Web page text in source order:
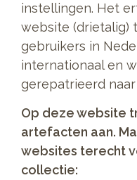
instellingen. Het
website (drietalig)
gebruikers in
internationaal en
gerepatrieerd naar
Op deze website
artefacten aan.
websites terecht
collectie: